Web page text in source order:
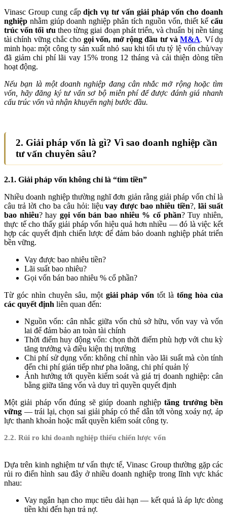
Vinasc Group cung cấpdịch vụ tư vấn giải pháp vốn cho doanh
nghiệp nhằm giúp doanh nghiệp phân tích nguồn vốn, thiết kế cấu
trúc vốn tối ưu theo từng giai đoạn phát triển, và chuẩn bị nền tảng
tài chính vững chắc cho gọi vốn, mở rộng đầu tư vàM&A. Ví dụ
minh họa: một công ty sản xuất nhỏ sau khi tối ưu tỷ lệ vốn chủ/vay
đã giảm chi phí lãi vay 15% trong 12 tháng và cải thiện dòng tiền
hoạt động.
Nếu bạn là một doanh nghiệp đang cân nhắc mở rộng hoặc tìm
vốn, hãy đăng ký tư vấn sơ bộ miễn phí để được đánh giá nhanh
cấu trúc vốn và nhận khuyến nghị bước đầu.
2. Giải pháp vốn là gì? Vì sao doanh nghiệp cần
tư vấn chuyên sâu?
2.1. Giải pháp vốn không chỉ là “tìm tiền”
Nhiều doanh nghiệp thường nghĩ đơn giản rằng giải pháp vốn chỉ là
câu trả lời cho ba câu hỏi: liệuvay được bao nhiêu tiền?,lãi suất
bao nhiêu? haygọi vốn bán bao nhiêu % cổ phần? Tuy nhiên,
thực tế cho thấy giải pháp vốn hiệu quả hơn nhiều — đó là việc kết
hợp các quyết định chiến lược để đảm bảo doanh nghiệp phát triển
bền vững.
Vay được bao nhiêu tiền?
Lãi suất bao nhiêu?
Gọi vốn bán bao nhiêu % cổ phần?
Từ góc nhìn chuyên sâu, một giải pháp vốn tốt làtổng hòa của
các quyết định liên quan đến:
Nguồn vốn: cân nhắc giữa vốn chủ sở hữu, vốn vay và vốn
lai để đảm bảo an toàn tài chính
Thời điểm huy động vốn: chọn thời điểm phù hợp với chu kỳ
tăng trưởng và điều kiện thị trường
Chi phí sử dụng vốn: không chỉ nhìn vào lãi suất mà còn tính
đến chi phí gián tiếp như pha loãng, chi phí quản lý
Ảnh hưởng tới quyền kiểm soát và giá trị doanh nghiệp: cân
bằng giữa tăng vốn và duy trì quyền quyết định
Một giải pháp vốn đúng sẽ giúp doanh nghiệptăng trưởng bền
vững — trái lại, chọn sai giải pháp có thể dẫn tới vòng xoáy nợ, áp
lực thanh khoản hoặc mất quyền kiểm soát công ty.
2.2. Rủi ro khi doanh nghiệp thiếu chiến lược vốn
Dựa trên kinh nghiệm tư vấn thực tế, Vinasc Group thường gặp các
rủi ro điển hình sau đây ở nhiều doanh nghiệp trong lĩnh vực khác
nhau:
Vay ngắn hạn cho mục tiêu dài hạn — kết quả là áp lực dòng
tiền khi đến hạn trả nợ.